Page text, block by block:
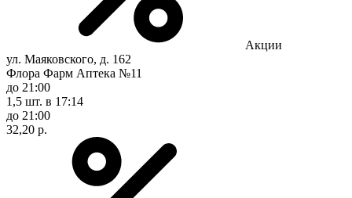
Акции
ул. Маяковского, д. 162
Флора Фарм Аптека №11
до 21:00
1,5 шт. в 17:14
до 21:00
32,20 р.